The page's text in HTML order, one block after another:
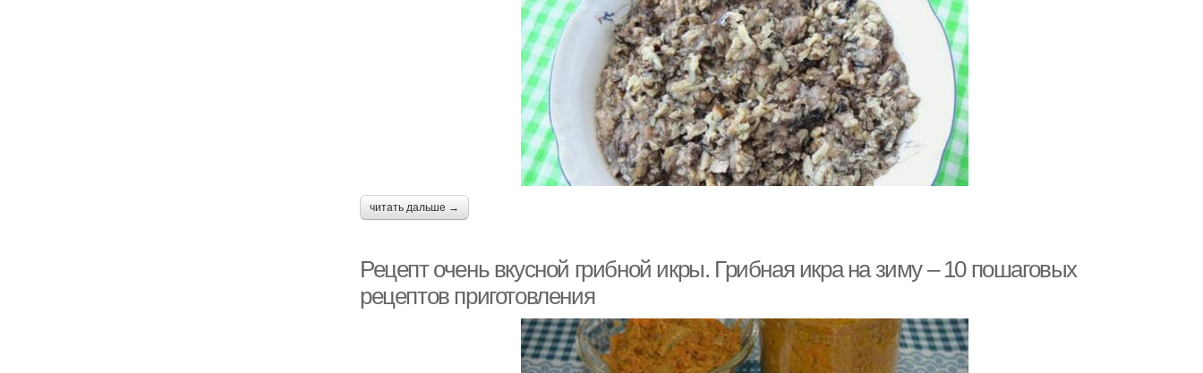
читать дальше →
Рецепт очень вкусной грибной икры. Грибная икра на зиму – 10 пошаговых
рецептов приготовления